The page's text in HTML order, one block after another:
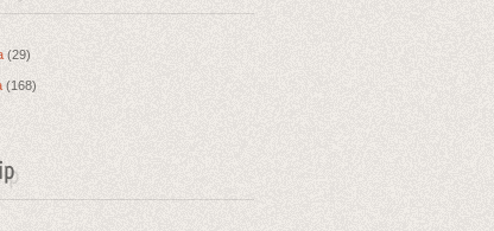
(29)
(168)